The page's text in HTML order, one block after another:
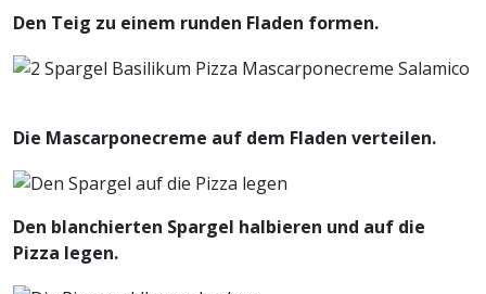
Den Teig zu einem runden Fladen formen.
Die Mascarponecreme auf dem Fladen verteilen.
Den blanchierten Spargel halbieren und auf die
Pizza legen.